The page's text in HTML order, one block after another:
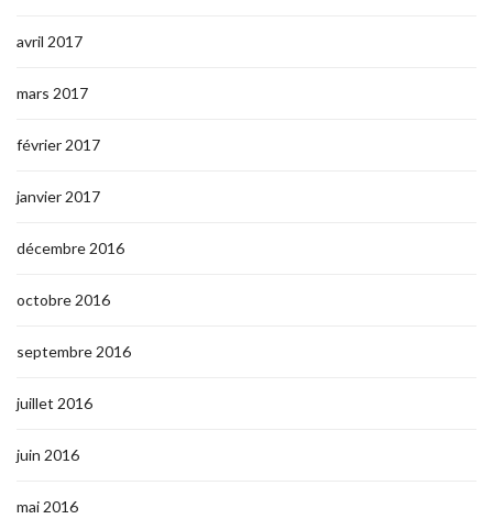
avril 2017
mars 2017
février 2017
janvier 2017
décembre 2016
octobre 2016
septembre 2016
juillet 2016
juin 2016
mai 2016